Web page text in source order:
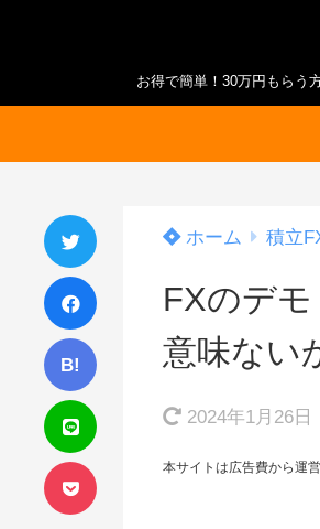
お得で簡単！30万円もらう
B!
ホーム 積立
FXのデ
意味ない
2024年1月26日
本サイトは広告費から運